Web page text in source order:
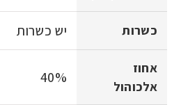
כשרות יש כשרות
אחוז
אלכוהול
40%